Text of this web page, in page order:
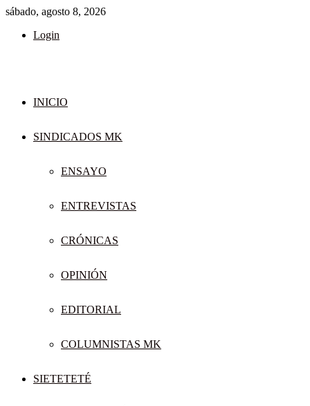
sábado, agosto 8, 2026
Login
INICIO
SINDICADOS MK
ENSAYO
ENTREVISTAS
CRÓNICAS
OPINIÓN
EDITORIAL
COLUMNISTAS MK
SIETETETÉ